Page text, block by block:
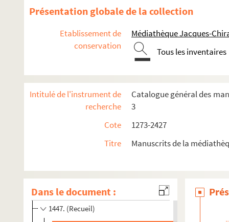
Présentation globale de la collection
Etablissement de
conservation
Médiathèque Jacques-
Tous les inventaires
Intitulé de l'instrument de
recherche
Catalogue général des
3
Cote
1273-2427
Titre
Manuscrits de la
Dans le document :
1435. Mappemonde spirituelle (ou liste de tous les lieux
1436. (Petri Comestoris, decani ecclesiæ Trecensis,
1437. (Petrus de Tarentasia) super tertium librum
1439. (Incerti Expositio super XII Prophetas minores, et
1440. (Incerti summa Sermonum super Epistolas et
1442. Sermones quadragesimales et cotidiani de opere
1443. Recuœil (de pièces, la plupart originales)
1445. Clementis pape quinti Constitutiones in concilio
1446. Liber Ymnorum (seu Psalmorum) a beato
1447. (Recueil)